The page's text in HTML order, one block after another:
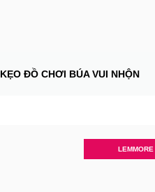
KẸO ĐỒ CHƠI BÚA VUI NHỘN
LEMMORE